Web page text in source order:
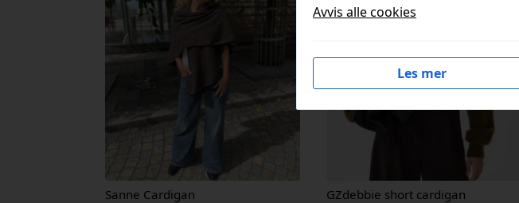
Sanne Cardigan GZdebbie short cardigan
Avvis alle cookies
Les mer